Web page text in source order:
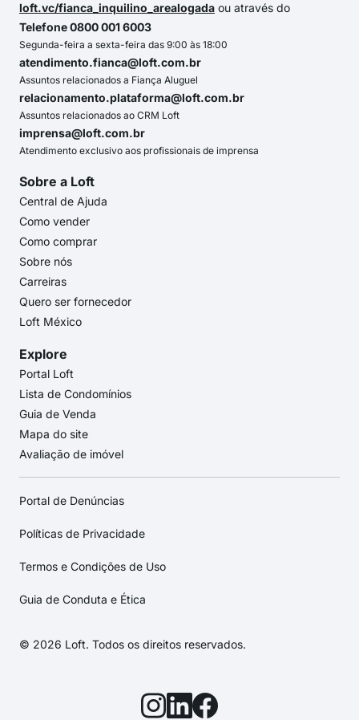
loft.vc/fianca_inquilino_arealogada ou através do
Telefone 0800 001 6003
Segunda-feira a sexta-feira das 9:00 às 18:00
atendimento.fianca@loft.com.br
Assuntos relacionados a Fiança Aluguel
relacionamento.plataforma@loft.com.br
Assuntos relacionados ao CRM Loft
imprensa@loft.com.br
Atendimento exclusivo aos profissionais de imprensa
Sobre a Loft
Central de Ajuda
Como vender
Como comprar
Sobre nós
Carreiras
Quero ser fornecedor
Loft México
Explore
Portal Loft
Lista de Condomínios
Guia de Venda
Mapa do site
Avaliação de imóvel
Portal de Denúncias
Políticas de Privacidade
Termos e Condições de Uso
Guia de Conduta e Ética
© 2026 Loft. Todos os direitos reservados.